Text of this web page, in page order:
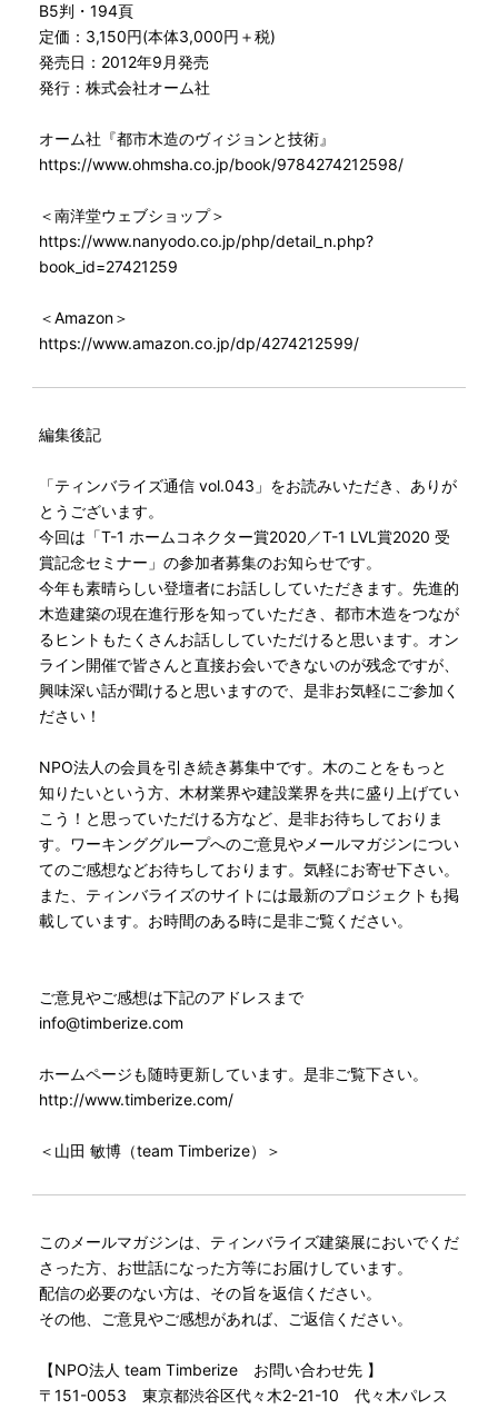
B5判・194頁
定価：3,150円(本体3,000円＋税)
発売日：2012年9月発売
発行：株式会社オーム社
オーム社『都市木造のヴィジョンと技術』
https://www.ohmsha.co.jp/book/9784274212598/
＜南洋堂ウェブショップ＞
https://www.nanyodo.co.jp/php/detail_n.php?
book_id=27421259
＜Amazon＞
https://www.amazon.co.jp/dp/4274212599/
編集後記
「ティンバライズ通信 vol.043」をお読みいただき、ありが
とうございます。
今回は「T-1 ホームコネクター賞2020／T-1 LVL賞2020 受
賞記念セミナー」の参加者募集のお知らせです。
今年も素晴らしい登壇者にお話ししていただきます。先進的
木造建築の現在進行形を知っていただき、都市木造をつなが
るヒントもたくさんお話ししていただけると思います。オン
ライン開催で皆さんと直接お会いできないのが残念ですが、
興味深い話が聞けると思いますので、是非お気軽にご参加く
ださい！
NPO法人の会員を引き続き募集中です。木のことをもっと
知りたいという方、木材業界や建設業界を共に盛り上げてい
こう！と思っていただける方など、是非お待ちしておりま
す。ワーキンググループへのご意見やメールマガジンについ
てのご感想などお待ちしております。気軽にお寄せ下さい。
また、ティンバライズのサイトには最新のプロジェクトも掲
載しています。お時間のある時に是非ご覧ください。
ご意見やご感想は下記のアドレスまで
info@timberize.com
ホームページも随時更新しています。是非ご覧下さい。
http://www.timberize.com/
＜山田 敏博（team Timberize）＞
このメールマガジンは、ティンバライズ建築展においでくだ
さった方、お世話になった方等にお届けしています。
配信の必要のない方は、その旨を返信ください。
その他、ご意見やご感想があれば、ご返信ください。
【NPO法人 team Timberize お問い合わせ先 】
〒151-0053 東京都渋谷区代々木2-21-10 代々木パレス